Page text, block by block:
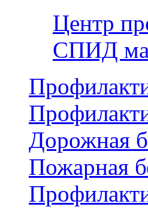
Центр
СПИД
Дорожная
Пожарная